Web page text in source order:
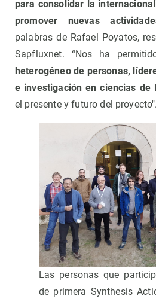
para consolidar la
promover nuevas
palabras de Rafael Poyatos,
Sapfluxnet. “Nos ha
heterogéneo de personas,
e investigación en ciencias de
el presente y futuro del proyecto".
Las personas que
de primera Synthesis